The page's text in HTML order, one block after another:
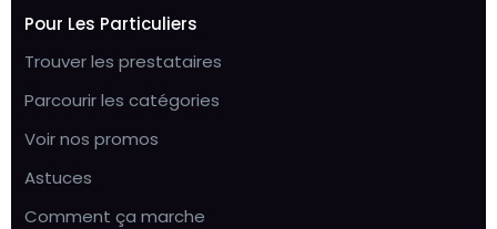
Pour Les Particuliers
Trouver les prestataires
Parcourir les catégories
Voir nos promos
Astuces
Comment ça marche